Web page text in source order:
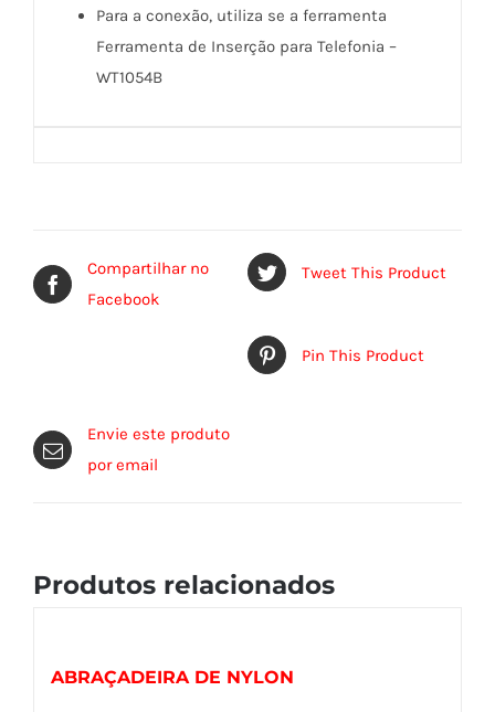
Para a conexão, utiliza se a ferramenta
Ferramenta de Inserção para Telefonia –
WT1054B
Compartilhar no
Facebook
Tweet This Product
Pin This Product
Envie este produto
por email
Produtos relacionados
ABRAÇADEIRA DE NYLON